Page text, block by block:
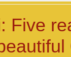
Five